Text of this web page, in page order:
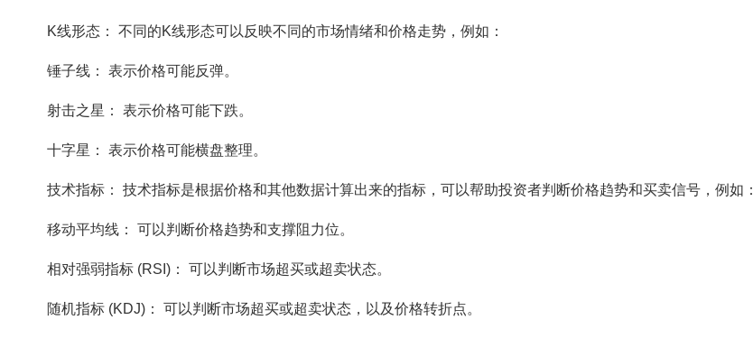
K线形态： 不同的K线形态可以反映不同的市场情绪和价格走势，例如：
锤子线： 表示价格可能反弹。
射击之星： 表示价格可能下跌。
十字星： 表示价格可能横盘整理。
技术指标： 技术指标是根据价格和其他数据计算出来的指标，可以帮助投资者判断价格趋势和买卖信号，例如：
移动平均线： 可以判断价格趋势和支撑阻力位。
相对强弱指标 (RSI)： 可以判断市场超买或超卖状态。
随机指标 (KDJ)： 可以判断市场超买或超卖状态，以及价格转折点。